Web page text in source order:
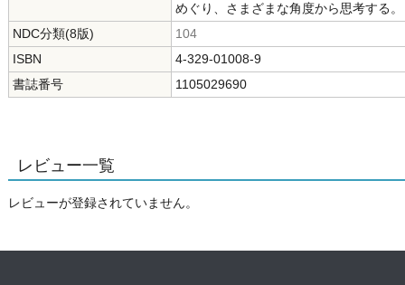
めぐり、さまざまな角度から思考する。
NDC分類(8版)
104
ISBN
4-329-01008-9
書誌番号
1105029690
レビュー一覧
レビューが登録されていません。